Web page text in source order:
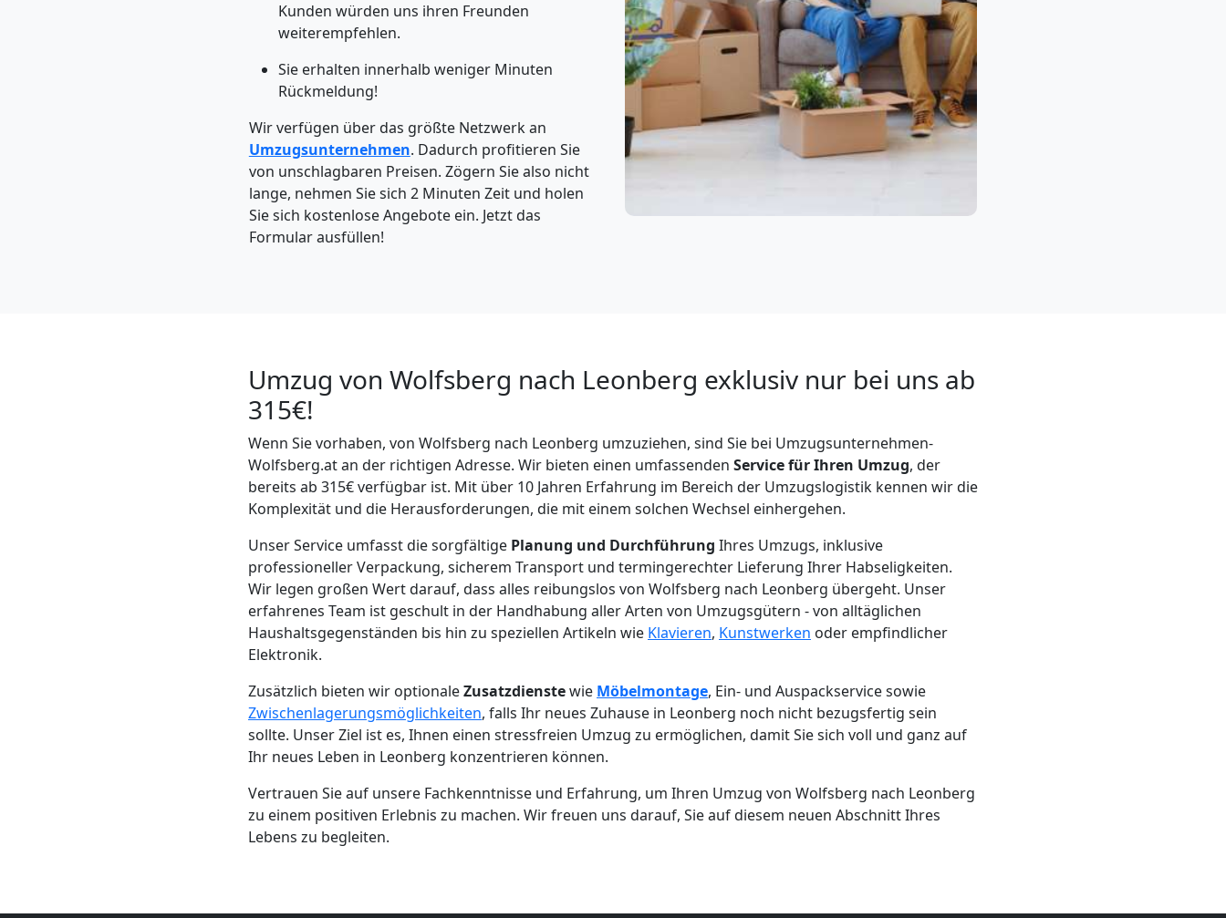
Kunden würden uns ihren Freunden
weiterempfehlen.
Sie erhalten innerhalb weniger Minuten
Rückmeldung!
Wir verfügen über das größte Netzwerk an
Umzugsunternehmen. Dadurch profitieren Sie
von unschlagbaren Preisen. Zögern Sie also nicht
lange, nehmen Sie sich 2 Minuten Zeit und holen
Sie sich kostenlose Angebote ein. Jetzt das
Formular ausfüllen!
Umzug von Wolfsberg nach Leonberg exklusiv nur bei uns ab
315€!
Wenn Sie vorhaben, von Wolfsberg nach Leonberg umzuziehen, sind Sie bei Umzugsunternehmen-
Wolfsberg.at an der richtigen Adresse. Wir bieten einen umfassenden Service für Ihren Umzug, der
bereits ab 315€ verfügbar ist. Mit über 10 Jahren Erfahrung im Bereich der Umzugslogistik kennen wir die
Komplexität und die Herausforderungen, die mit einem solchen Wechsel einhergehen.
Unser Service umfasst die sorgfältige Planung und Durchführung Ihres Umzugs, inklusive
professioneller Verpackung, sicherem Transport und termingerechter Lieferung Ihrer Habseligkeiten.
Wir legen großen Wert darauf, dass alles reibungslos von Wolfsberg nach Leonberg übergeht. Unser
erfahrenes Team ist geschult in der Handhabung aller Arten von Umzugsgütern - von alltäglichen
Haushaltsgegenständen bis hin zu speziellen Artikeln wie Klavieren, Kunstwerken oder empfindlicher
Elektronik.
Zusätzlich bieten wir optionaleZusatzdienstewie Möbelmontage, Ein- und Auspackservice sowie
Zwischenlagerungsmöglichkeiten, falls Ihr neues Zuhause in Leonberg noch nicht bezugsfertig sein
sollte. Unser Ziel ist es, Ihnen einen stressfreien Umzug zu ermöglichen, damit Sie sich voll und ganz auf
Ihr neues Leben in Leonberg konzentrieren können.
Vertrauen Sie auf unsere Fachkenntnisse und Erfahrung, um Ihren Umzug von Wolfsberg nach Leonberg
zu einem positiven Erlebnis zu machen. Wir freuen uns darauf, Sie auf diesem neuen Abschnitt Ihres
Lebens zu begleiten.